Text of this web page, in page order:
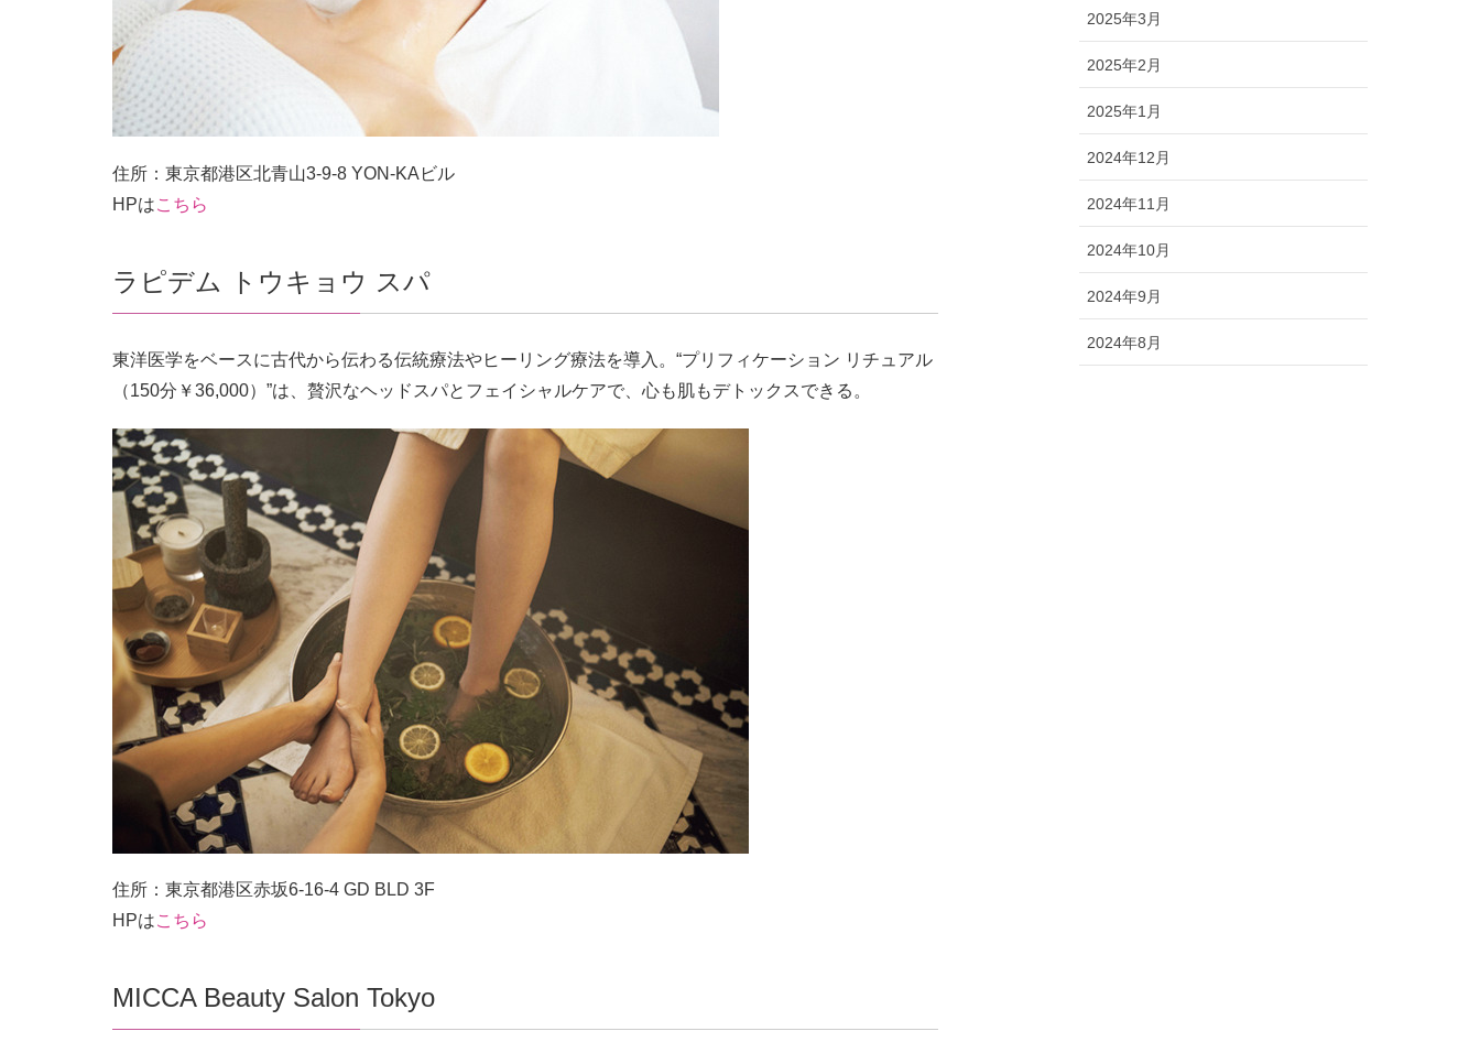
住所：東京都港区北青山3-9-8 YON-KAビル
HPはこちら
ラピデム トウキョウ スパ
東洋医学をベースに古代から伝わる伝統療法やヒーリング療法を導入。“プリフィケーション リチュアル
（150分￥36,000）”は、贅沢なヘッドスパとフェイシャルケアで、心も肌もデトックスできる。
住所：東京都港区赤坂6-16-4 GD BLD 3F
HPはこちら
MICCA Beauty Salon Tokyo
2025年3月
2025年2月
2025年1月
2024年12月
2024年11月
2024年10月
2024年9月
2024年8月